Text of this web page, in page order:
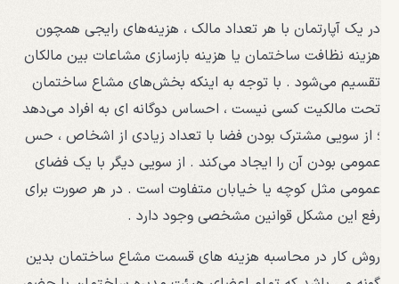
در یک آپارتمان با هر تعداد مالک ، هزینه‌های رایجی همچون
هزینه نظافت ساختمان یا هزینه بازسازی مشاعات بین مالکان
تقسیم می‌شود . با توجه به اینکه بخش‌های مشاع ساختمان
تحت مالکیت کسی نیست ، احساس دوگانه‌ ای به افراد می‌دهد
؛ از سویی مشترک بودن فضا با تعداد زیادی از اشخاص ، حس
عمومی بودن آن را ایجاد می‌کند . از سویی دیگر با یک فضای
عمومی مثل کوچه یا خیابان متفاوت است . در هر صورت برای
رفع این مشکل قوانین مشخصی وجود دارد .
روش کار در محاسبه هزینه های قسمت مشاع ساختمان بدین